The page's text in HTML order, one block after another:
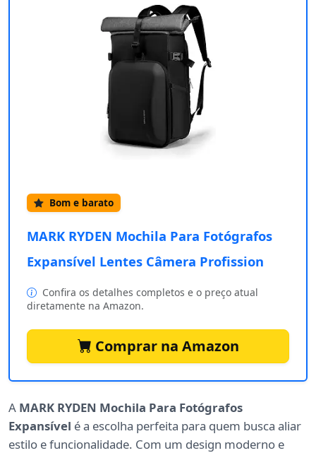
Bom e barato
MARK RYDEN Mochila Para Fotógrafos
Expansível Lentes Câmera Profission
Confira os detalhes completos e o preço atual
diretamente na Amazon.
Comprar na Amazon
A MARK RYDEN Mochila Para Fotógrafos
Expansível é a escolha perfeita para quem busca aliar
estilo e funcionalidade. Com um design moderno e